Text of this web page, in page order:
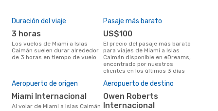
Duración del viaje
3 horas
Los vuelos de Miami a Islas
Caimán suelen durar alrededor
de 3 horas en tiempo de vuelo
Pasaje más barato
US$100
El precio del pasaje más barato
para viajes de Miami a Islas
Caimán disponible en eDreams,
encontrado por nuestros
clientes en los últimos 3 días
Aeropuerto de origen
Miami Internacional
Al volar de Miami a Islas Caimán
Aeropuerto de destino
Owen Roberts
Internacional